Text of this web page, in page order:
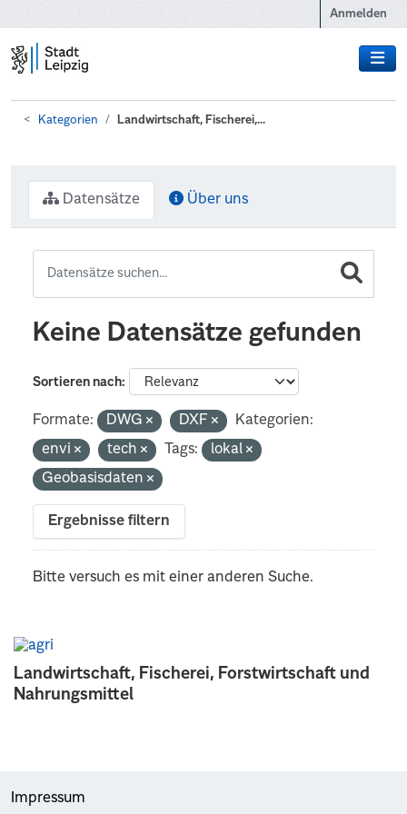
Anmelden
Kategorien Landwirtschaft, Fischerei,...
Landwirtschaft, Fischerei, Forstwirtschaft und
Nahrungsmittel
Datensätze Über uns
Keine Datensätze gefunden
Sortieren nach
Formate: DWG DXF
Kategorien:
envi
tech Tags:
lokal
Geobasisdaten
Ergebnisse filtern
Bitte versuch es mit einer anderen Suche.
Impressum